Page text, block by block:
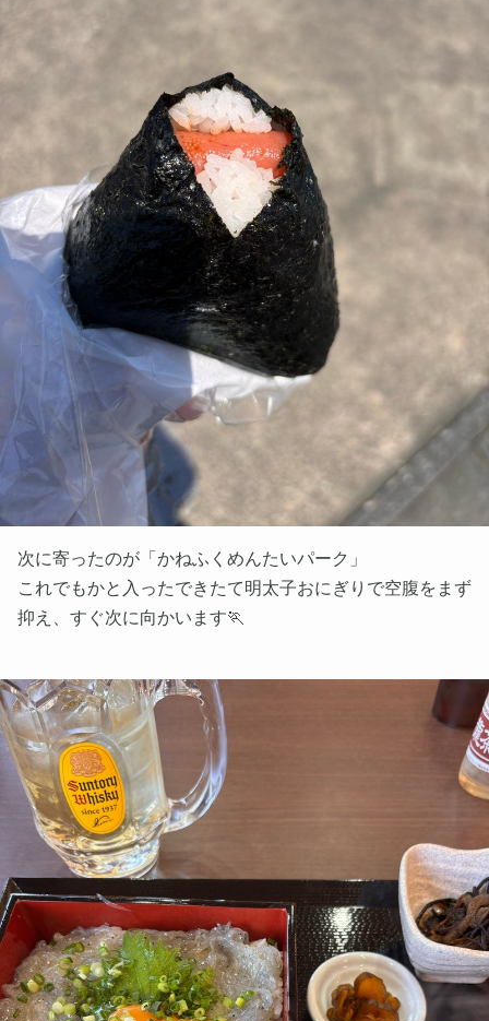
次に寄ったのが「かねふくめんたいパーク」
これでもかと入ったできたて明太子おにぎりで空腹をまず
抑え、すぐ次に向かいます🏃